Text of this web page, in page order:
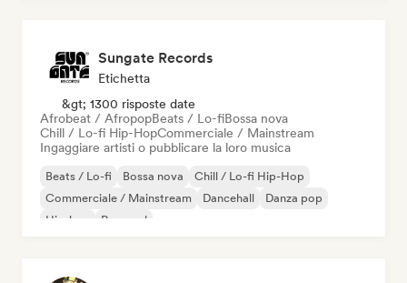
Sungate Records
Etichetta
&gt; 1300 risposte date
Afrobeat / AfropopBeats / Lo-fiBossa nova
Chill / Lo-fi Hip-HopCommerciale / Mainstream
Ingaggiare artisti o pubblicare la loro musica
Beats / Lo-fi Bossa nova
Chill / Lo-fi Hip-Hop
Commerciale / Mainstream
Dancehall
Danza pop
Hip-hop
Pop soul